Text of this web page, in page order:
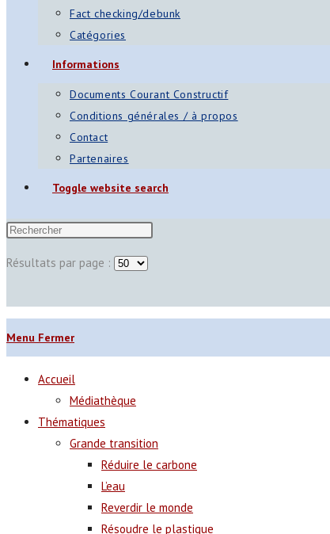
Fact checking/debunk
Catégories
Informations
Documents Courant Constructif
Conditions générales / à propos
Contact
Partenaires
Toggle website search
Résultats par page :
Menu Fermer
Accueil
Médiathèque
Thématiques
Grande transition
Réduire le carbone
L’eau
Reverdir le monde
Résoudre le plastique